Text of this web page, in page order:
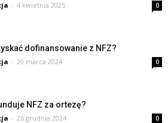
- 4 kwietnia 2025 0
dofinansowanie z NFZ?
- 20 marca 2024 0
NFZ za ortezę?
- 26 grudnia 2024 0